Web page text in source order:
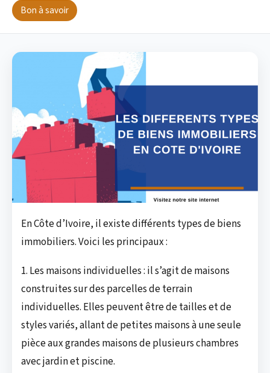
Bon à savoir
En Côte d’Ivoire, il existe différents types de biens
immobiliers. Voici les principaux :
1. Les maisons individuelles : il s’agit de maisons
construites sur des parcelles de terrain
individuelles. Elles peuvent être de tailles et de
styles variés, allant de petites maisons à une seule
pièce aux grandes maisons de plusieurs chambres
avec jardin et piscine.